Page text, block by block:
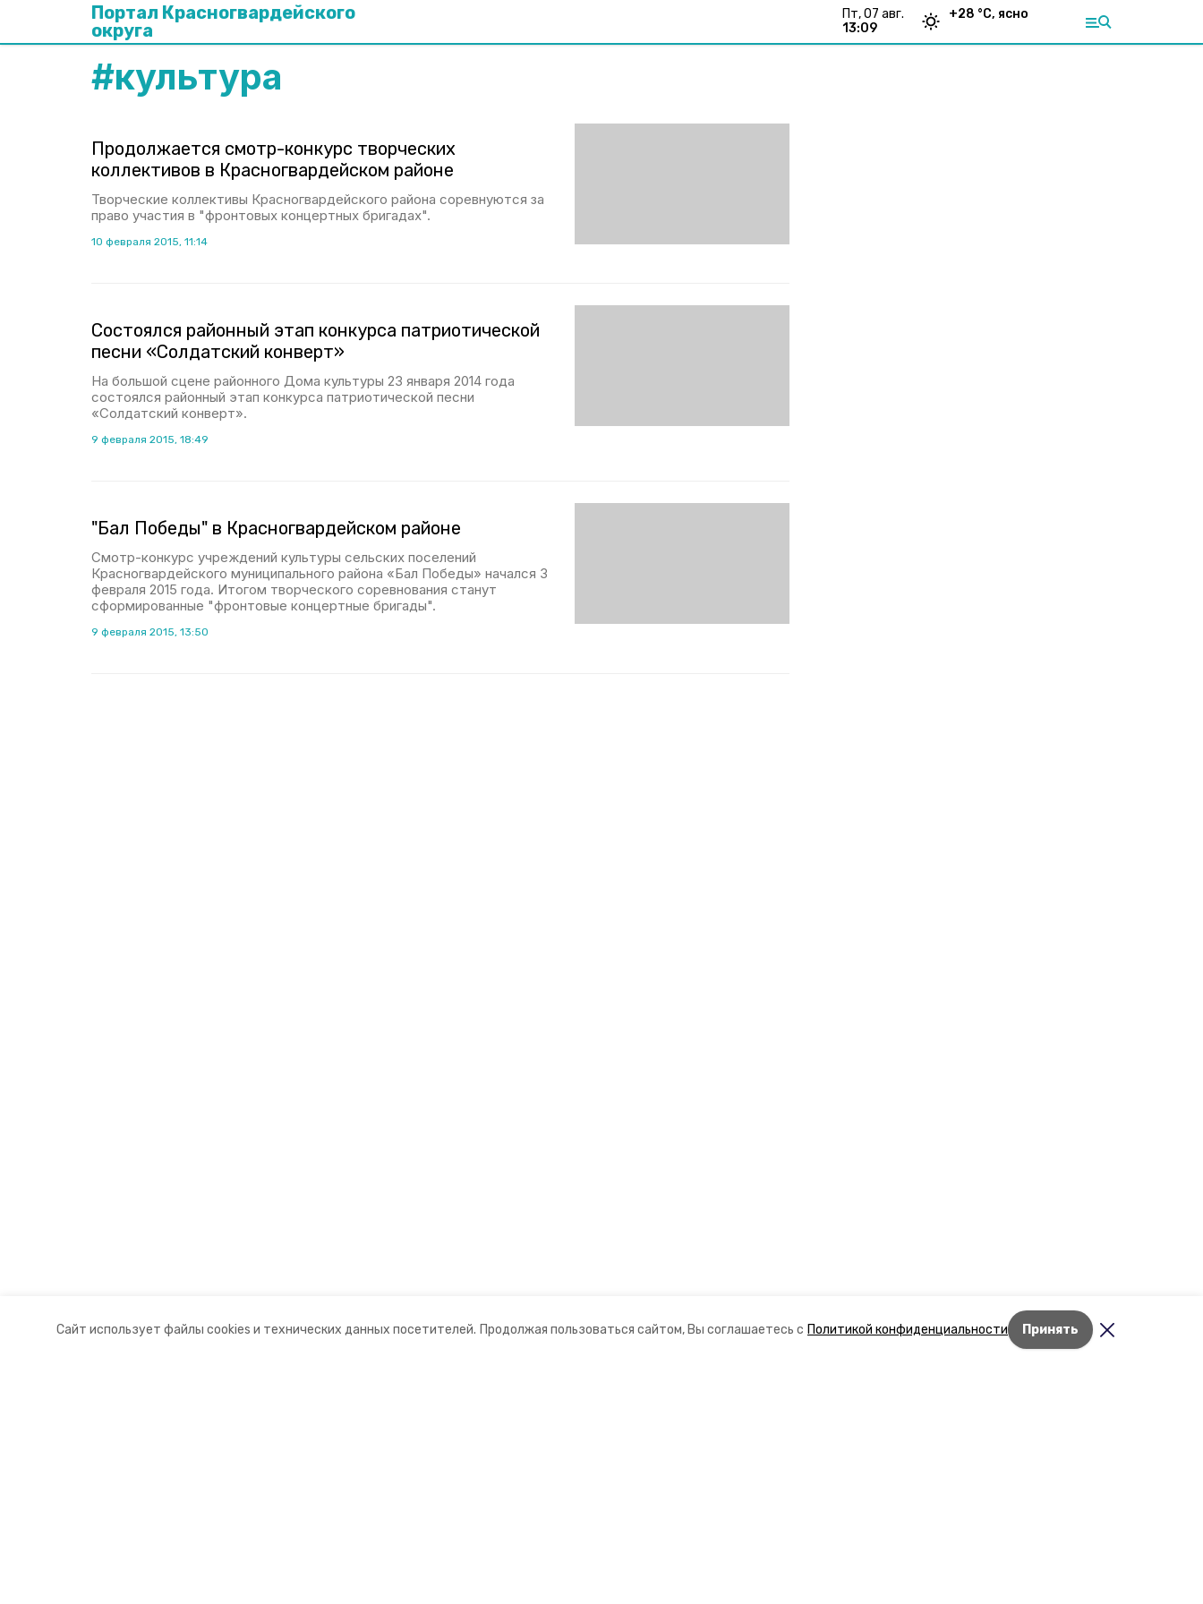
Сайт использует файлы cookies и технических данных посетителей. Продолжая пользоваться сайтом, Вы соглашаетесь с Политикой конфиденциальности Принять
Портал Красногвардейского
округа
пт, 07 авг.
13:09
+28 °С, ясно
#культура
Продолжается смотр-конкурс творческих
коллективов в Красногвардейском районе
Творческие коллективы Красногвардейского района соревнуются за
право участия в "фронтовых концертных бригадах".
10 февраля 2015, 11:14
Состоялся районный этап конкурса патриотической
песни «Солдатский конверт»
На большой сцене районного Дома культуры 23 января 2014 года
состоялся районный этап конкурса патриотической песни
«Солдатский конверт».
9 февраля 2015, 18:49
"Бал Победы" в Красногвардейском районе
Смотр-конкурс учреждений культуры сельских поселений
Красногвардейского муниципального района «Бал Победы» начался 3
февраля 2015 года. Итогом творческого соревнования станут
сформированные "фронтовые концертные бригады".
9 февраля 2015, 13:50